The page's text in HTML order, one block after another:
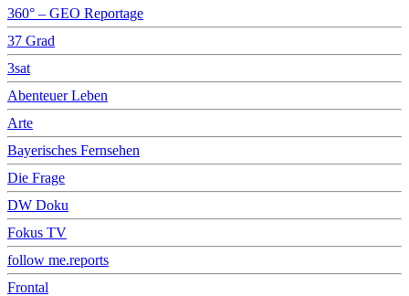
360° – GEO Reportage
37 Grad
3sat
Abenteuer Leben
Arte
Bayerisches Fernsehen
Die Frage
DW Doku
Fokus TV
follow me.reports
Frontal